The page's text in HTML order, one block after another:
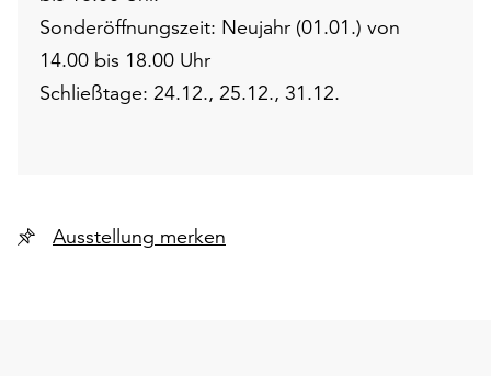
Sonderöffnungszeit: Neujahr (01.01.) von
14.00 bis 18.00 Uhr
Schließtage: 24.12., 25.12., 31.12.
Ausstellung merken